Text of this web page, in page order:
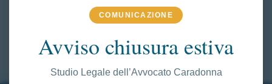
COMUNICAZIONE
Avviso chiusura estiva
Studio Legale dell’Avvocato Caradonna
Concorso per il reclutamento di 2000 allievi
carabinieri in ferma quadriennale. Pubblicato il
CLAUDIA CARADONNA MAGGIO 29, 2018